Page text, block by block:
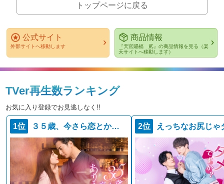
トップページに戻る
公式サイト
外部サイトへ移動します
商品情報
『天官賜福 貮』の商品情報を見る（楽
天サイトへ移動します）
TVer再生数ランキング
お気に入り登録でお見逃しなく!!
1位 ３５歳、今さら恋とかありえない 2位